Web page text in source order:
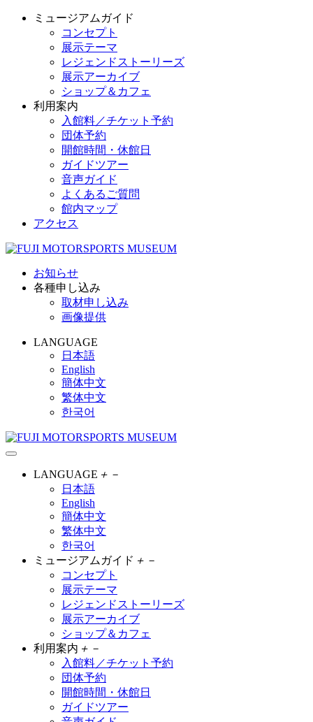
ミュージアムガイド
コンセプト
展示テーマ
レジェンドストーリーズ
展示アーカイブ
ショップ＆カフェ
利用案内
入館料／チケット予約
団体予約
開館時間・休館日
ガイドツアー
音声ガイド
よくあるご質問
館内マップ
アクセス
お知らせ
各種申し込み
取材申し込み
画像提供
LANGUAGE
日本語
English
簡体中文
繁体中文
한국어
LANGUAGE ＋ －
日本語
English
簡体中文
繁体中文
한국어
ミュージアムガイド ＋ －
コンセプト
展示テーマ
レジェンドストーリーズ
展示アーカイブ
ショップ＆カフェ
利用案内 ＋ －
入館料／チケット予約
団体予約
開館時間・休館日
ガイドツアー